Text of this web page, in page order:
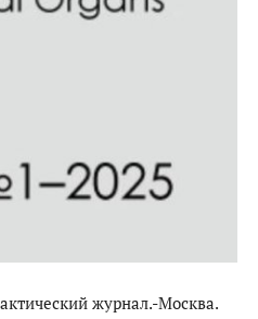
журнал.-Москва.